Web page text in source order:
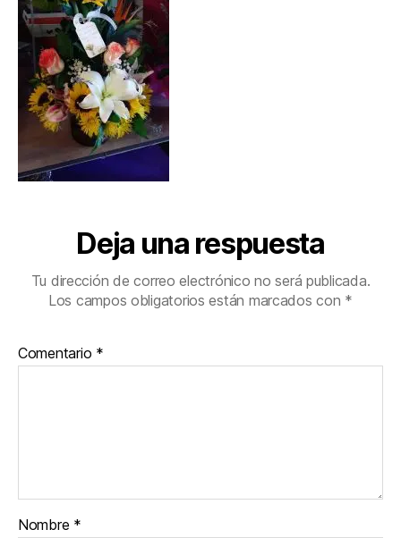
Deja una respuesta
Tu dirección de correo electrónico no será publicada.
Los campos obligatorios están marcados con *
Comentario *
Nombre *